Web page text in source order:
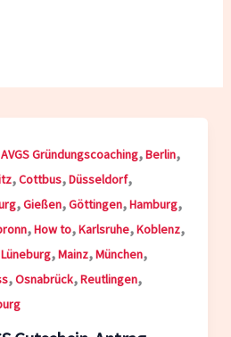
AVGS Gründungscoaching,Berlin,
,Cottbus,Düsseldorf,
,Gießen,Göttingen,Hamburg,
,How to,Karlsruhe,Koblenz,
Lüneburg,Mainz,München,
,Osnabrück,Reutlingen,